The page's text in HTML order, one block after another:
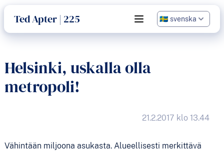
Ted Apter | 225 Open main menu
språk
Helsinki, uskalla olla
metropoli!
21.2.2017 klo 13.44
Vähintään miljoona asukasta. Alueellisesti merkittävä